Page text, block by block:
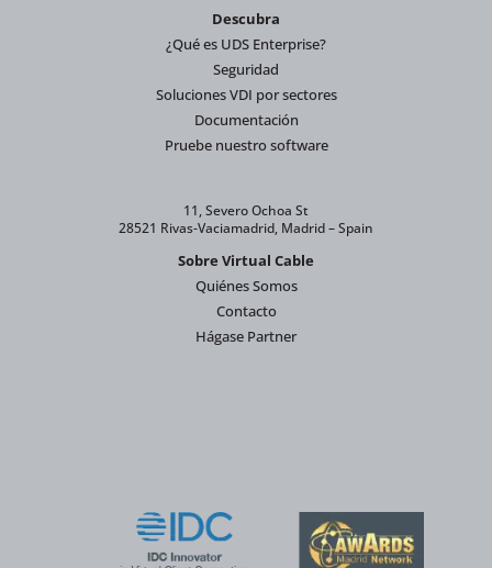
Descubra
¿Qué es UDS Enterprise?
Seguridad
Soluciones VDI por sectores
Documentación
Pruebe nuestro software
11, Severo Ochoa St
28521 Rivas-Vaciamadrid, Madrid – Spain
Sobre Virtual Cable
Quiénes Somos
Contacto
Hágase Partner